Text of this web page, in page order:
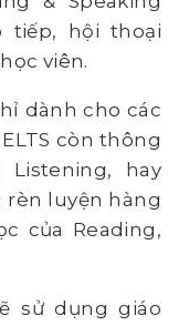
tiếp, hội thoại
viên.
dành cho các
còn thông
hay
rèn luyện hàng
của Reading,
sử dụng giáo